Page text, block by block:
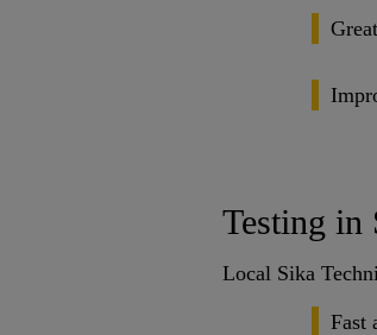
Testing in
Local Sika
Fast